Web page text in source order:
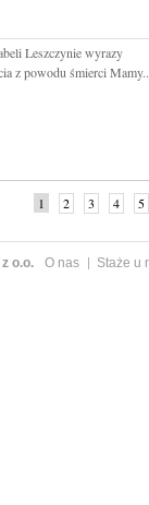
Leszczynie wyrazy
z powodu śmierci
1 2 3 4 5
o.o. O nas Staże u